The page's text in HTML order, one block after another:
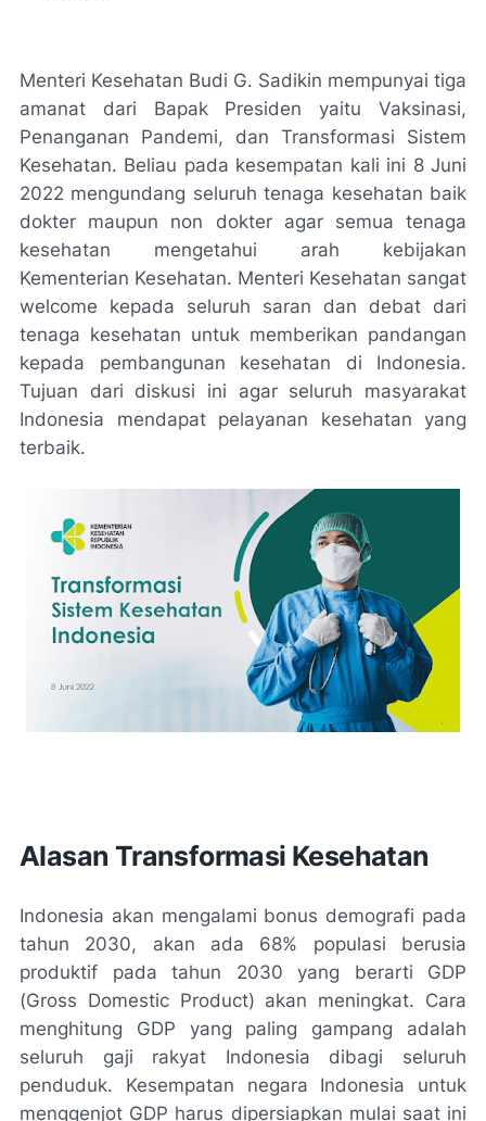
Menteri Kesehatan Budi G. Sadikin mempunyai tiga
amanat dari Bapak Presiden yaitu Vaksinasi,
Penanganan Pandemi, dan Transformasi Sistem
Kesehatan. Beliau pada kesempatan kali ini 8 Juni
2022 mengundang seluruh tenaga kesehatan baik
dokter maupun non dokter agar semua tenaga
kesehatan mengetahui arah kebijakan
Kementerian Kesehatan. Menteri Kesehatan sangat
welcome kepada seluruh saran dan debat dari
tenaga kesehatan untuk memberikan pandangan
kepada pembangunan kesehatan di Indonesia.
Tujuan dari diskusi ini agar seluruh masyarakat
Indonesia mendapat pelayanan kesehatan yang
terbaik.
Alasan Transformasi Kesehatan
Indonesia akan mengalami bonus demografi pada
tahun 2030, akan ada 68% populasi berusia
produktif pada tahun 2030 yang berarti GDP
(Gross Domestic Product) akan meningkat. Cara
menghitung GDP yang paling gampang adalah
seluruh gaji rakyat Indonesia dibagi seluruh
penduduk. Kesempatan negara Indonesia untuk
menggenjot GDP harus dipersiapkan mulai saat ini